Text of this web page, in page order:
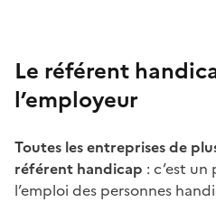
Le référent
l’employeur
Toutes les entreprises de
référent handicap : c’est un
l’emploi des personnes